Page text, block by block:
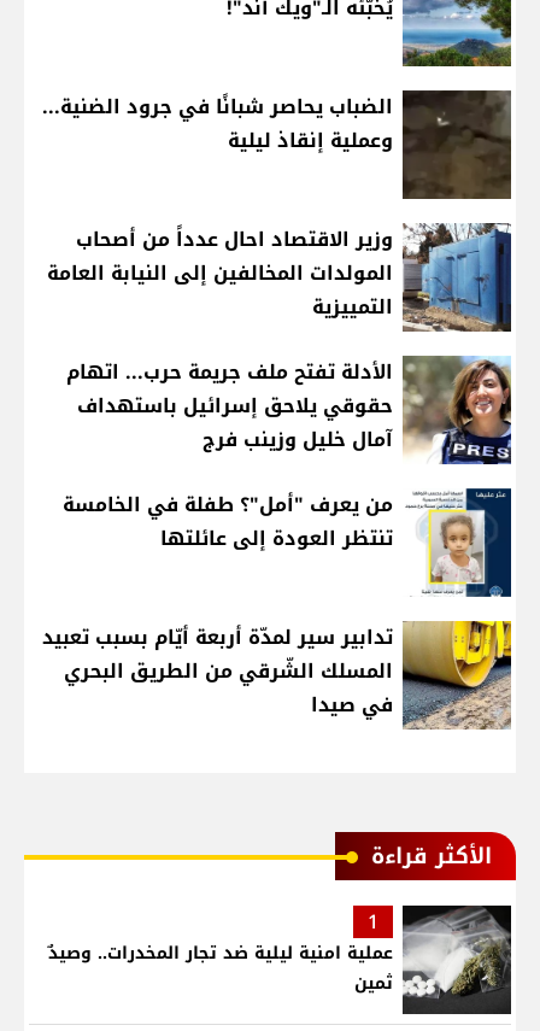
يُخبّئه الـ"ويك آند"!
الضباب يحاصر شبانًا في جرود الضنية...
وعملية إنقاذ ليلية
وزير الاقتصاد احال عدداً من أصحاب
المولدات المخالفين إلى النيابة العامة
التمييزية
الأدلة تفتح ملف جريمة حرب... اتهام
حقوقي يلاحق إسرائيل باستهداف
آمال خليل وزينب فرج
من يعرف "أمل"؟ طفلة في الخامسة
تنتظر العودة إلى عائلتها
تدابير سير لمدّة أربعة أيّام بسبب تعبيد
المسلك الشّرقي من الطريق البحري
في صيدا
الأكثر قراءة
1
عملية امنية ليلية ضد تجار المخدرات.. وصيدٌ
ثمين